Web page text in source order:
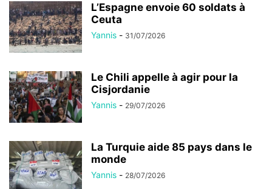
L’Espagne envoie 60 soldats à
Ceuta
Yannis - 31/07/2026
Le Chili appelle à agir pour la
Cisjordanie
Yannis - 29/07/2026
La Turquie aide 85 pays dans le
monde
Yannis - 28/07/2026